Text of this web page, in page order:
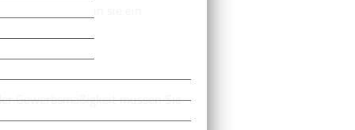
sind, kann sie
Gewerbsmäßigkeit müssen Sie